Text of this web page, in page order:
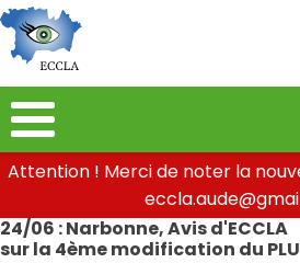
Attention ! Merci de noter la
24/06 : Narbonne, Avis d'ECCLA
sur la 4ème modification du PLU